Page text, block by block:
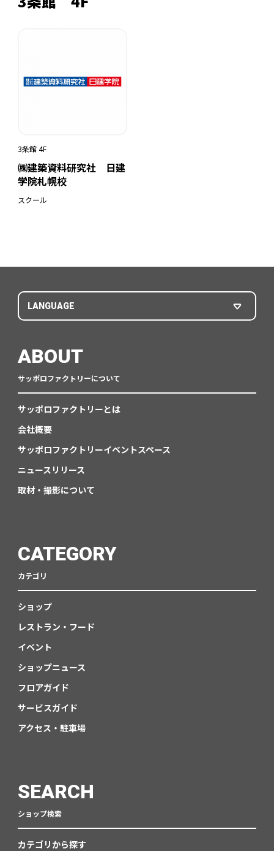
3条館 4F
㈱建築資料研究社 日建
学院札幌校
スクール
LANGUAGE
ABOUT
サッポロファクトリーについて
サッポロファクトリーとは
会社概要
サッポロファクトリーイベントスペース
ニュースリリース
取材・撮影について
CATEGORY
カテゴリ
ショップ
レストラン・フード
イベント
ショップニュース
フロアガイド
サービスガイド
アクセス・駐車場
SEARCH
ショップ検索
カテゴリから探す